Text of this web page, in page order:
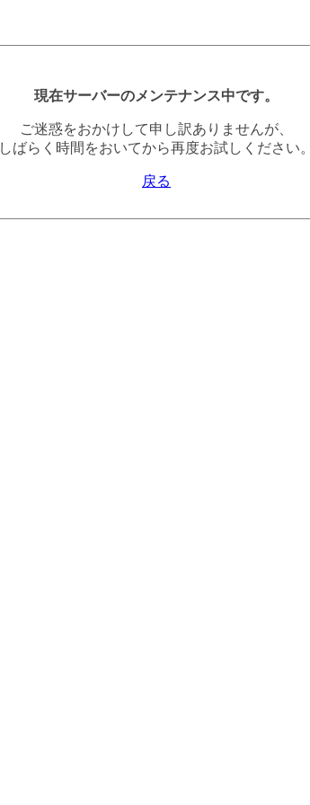
現在サーバーのメンテナンス中です。
ご迷惑をおかけして申し訳ありませんが、
しばらく時間をおいてから再度お試しください。
戻る